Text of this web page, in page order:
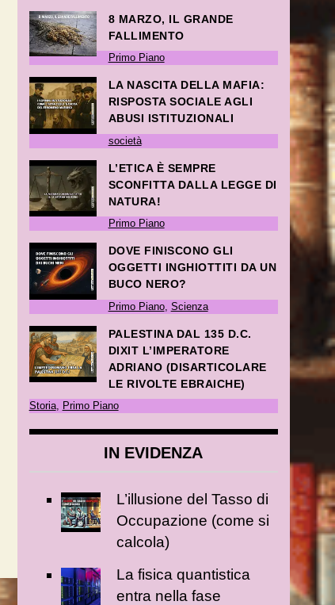
8 MARZO, IL GRANDE
FALLIMENTO
Primo Piano
LA NASCITA DELLA MAFIA:
RISPOSTA SOCIALE AGLI
ABUSI ISTITUZIONALI
società
L’ETICA È SEMPRE
SCONFITTA DALLA LEGGE DI
NATURA!
Primo Piano
DOVE FINISCONO GLI
OGGETTI INGHIOTTITI DA UN
BUCO NERO?
Primo Piano, Scienza
PALESTINA DAL 135 D.C.
DIXIT L’IMPERATORE
ADRIANO (DISARTICOLARE
LE RIVOLTE EBRAICHE)
Storia, Primo Piano
IN EVIDENZA
L’illusione del Tasso di
Occupazione (come si
calcola)
La fisica quantistica
entra nella fase